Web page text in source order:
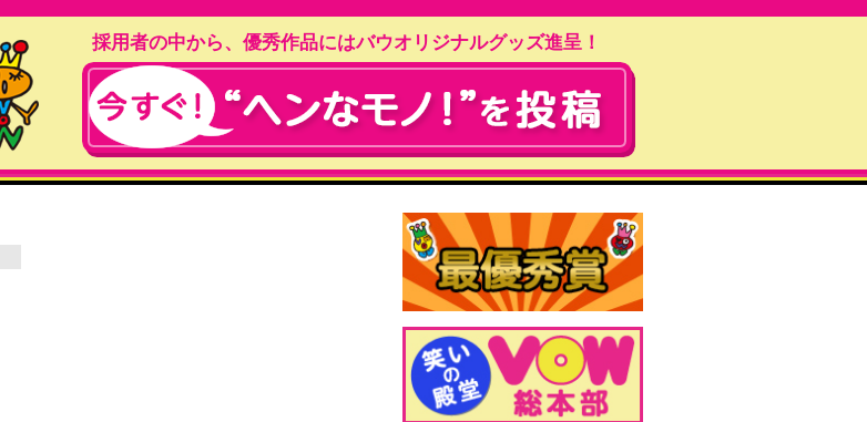
採用者の中から、優秀作品にはバウオリジナルグッズ進呈！